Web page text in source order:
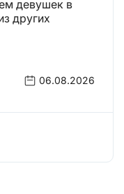
06.08.2026